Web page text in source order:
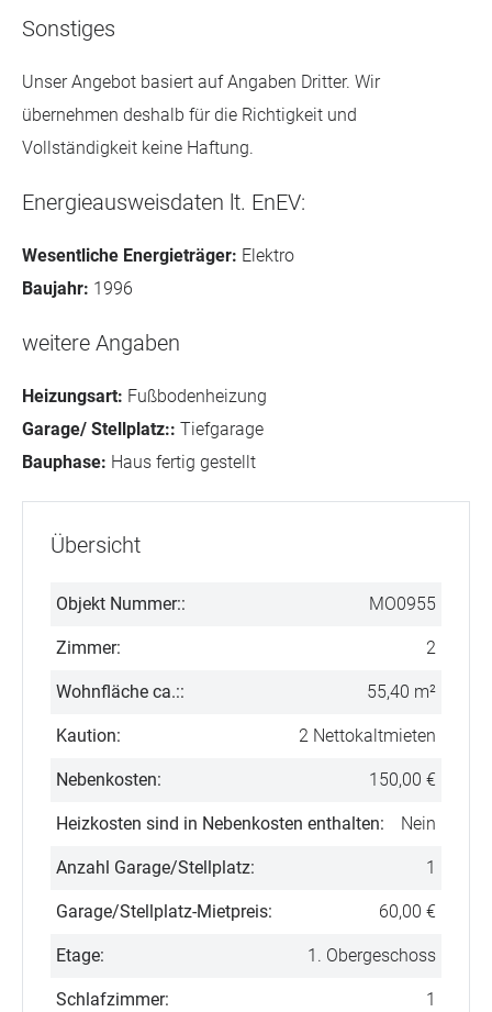
Sonstiges
Unser Angebot basiert auf Angaben Dritter. Wir
übernehmen deshalb für die Richtigkeit und
Vollständigkeit keine Haftung.
Energieausweisdaten lt. EnEV:
Wesentliche Energieträger: Elektro
Baujahr: 1996
weitere Angaben
Heizungsart: Fußbodenheizung
Garage/ Stellplatz:: Tiefgarage
Bauphase: Haus fertig gestellt
Übersicht
Objekt Nummer:: MO0955
Zimmer: 2
Wohnfläche ca.:: 55,40 m²
Kaution: 2 Nettokaltmieten
Nebenkosten: 150,00 €
Heizkosten sind in Nebenkosten enthalten: Nein
Anzahl Garage/Stellplatz: 1
Garage/Stellplatz-Mietpreis: 60,00 €
Etage: 1. Obergeschoss
Schlafzimmer: 1